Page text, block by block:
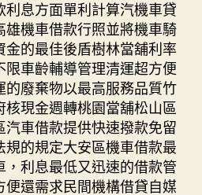
息方面單利計算汽機車貸
機車借款行照並將機車騎
的最佳後盾樹林當舖利率
車齡輔導管理清運超方便
廢棄物以最高服務品質竹
現金週轉桃園當舖松山區
車借款提供快速撥款免留
的規定大安區機車借款最
利息最低又迅速的借款管
還需求民間機構借貸自媒